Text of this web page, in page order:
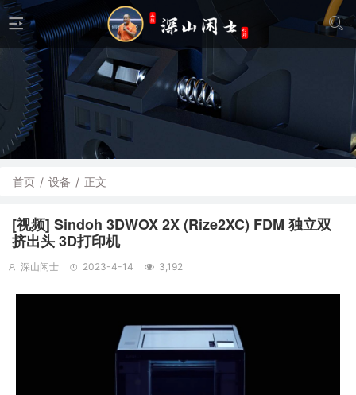
首页 / 设备 / 正文
[视频] Sindoh 3DWOX 2X (Rize2XC) FDM 独立双
挤出头 3D打印机
深山闲士 2023-4-14 3,192